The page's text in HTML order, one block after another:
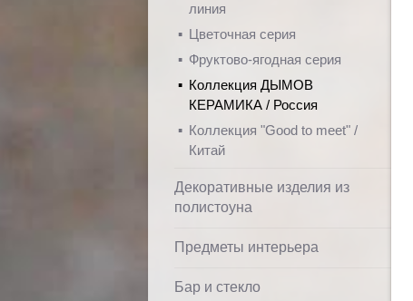
линия
Цветочная серия
Фруктово-ягодная серия
Коллекция ДЫМОВ
КЕРАМИКА / Россия
Коллекция "Good to meet" /
Китай
Декоративные изделия из
полистоуна
Предметы интерьера
Бар и стекло